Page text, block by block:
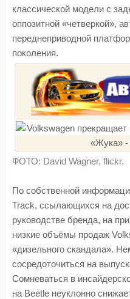
классической модели с
оппозитной «четверкой»,
переднеприводной
поколения.
ФОТО: David Wagner, flickr.
По собственной
Track, ссылающихся на
руководстве бренда, на
низкие объёмы продаж
«дизельного скандала».
сосредоточиться на
Сомневаться в
на Beetle неуклонно